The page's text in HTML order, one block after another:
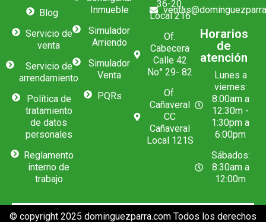
Blog
Servicio de
venta
Servicio de
arrendamiento
Política de
tratamiento
de datos
personales
Reglamento
interno de
trabajo
Inmueble
Simulador
Arriendo
Simulador
Venta
PQRs
36-20,
Local 216
Of.
Cabecera
Calle 42
No° 29- 82
Of.
Cañaveral
CC
Cañaveral
Local 121S
Horarios
de
atención
Lunes a
viernes:
8:00am a
12:30m -
1:30pm a
6:00pm
Sábados:
8:30am a
12:00m
© copyright 2025 dominguezparra.com Todos los derechos